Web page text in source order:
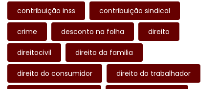
contribuição inss contribuição sindical
crime desconto na folha direito
direitocivil direito da familia
direito do consumidor direito do trabalhador